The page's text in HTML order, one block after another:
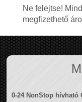
Ne felejtse!
megfizethető
0-24 NonStop hívható